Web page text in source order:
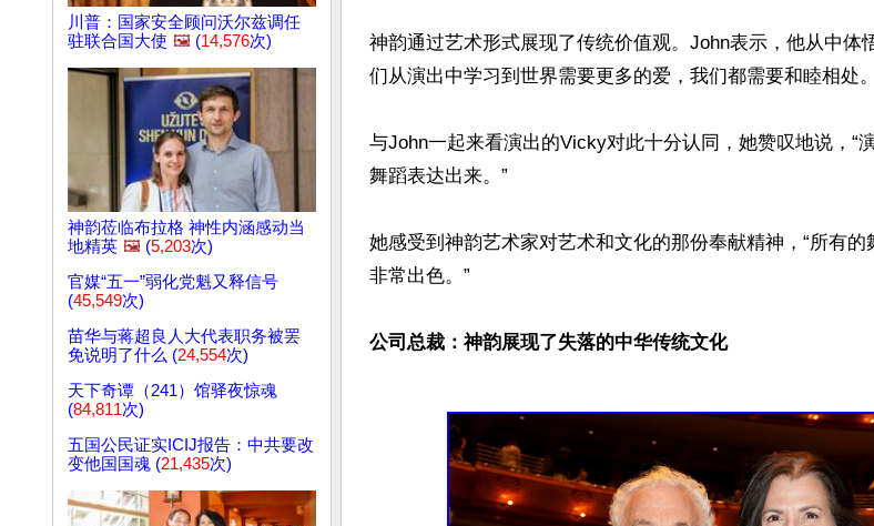
川普：国家安全顾问沃尔兹调任
驻联合国大使 🖼️ (14,576次)
神韵莅临布拉格 神性内涵感动当
地精英 🖼️ (5,203次)
官媒“五一”弱化党魁又释信号
(45,549次)
苗华与蒋超良人大代表职务被罢
免说明了什么 (24,554次)
天下奇谭（241）馆驿夜惊魂
(84,811次)
五国公民证实ICIJ报告：中共要改
变他国国魂 (21,435次)
神韵通过艺术形式展现了传统价值观。John表示，他从中体
们从演出中学习到世界需要更多的爱，我们都需要和睦相处
与John一起来看演出的Vicky对此十分认同，她赞叹地说，“
舞蹈表达出来。”
她感受到神韵艺术家对艺术和文化的那份奉献精神，“所有
非常出色。”
公司总裁：神韵展现了失落的中华传统文化